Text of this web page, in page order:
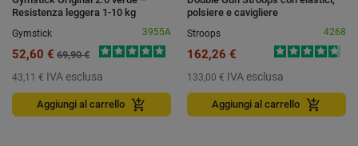
Resistenza leggera 1-10 kg
Gymstick
3955A
52,60 € 69,90 €
43,11 € IVA esclusa
Aggiungi al carrello add_shopping_cart
polsiere e cavigliere
Stroops
4268
162,26 €
133,00 € IVA esclusa
Aggiungi al carrello add_shopping_cart